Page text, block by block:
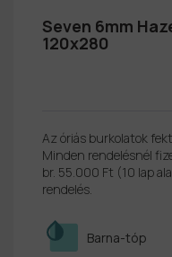
Seven 6mm
120x280
Az óriás burkolatok
Minden rendelésnél
br. 55.000 Ft (10 lap
rendelés.
Barna-tóp